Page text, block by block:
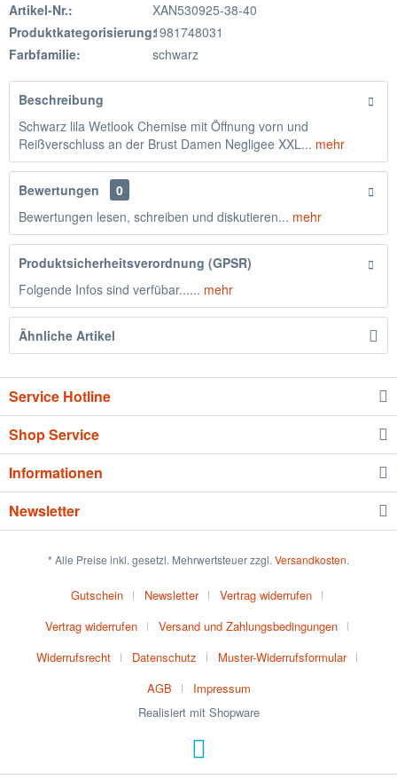
Artikel-Nr.:
XAN530925-38-40
Produktkategorisierung:1981748031
Farbfamilie:
schwarz
Beschreibung
Schwarz lila Wetlook Chemise mit Öffnung vorn und
Reißverschluss an der Brust Damen Negligee XXL... mehr
Bewertungen
0
Bewertungen lesen, schreiben und diskutieren... mehr
Produktsicherheitsverordnung (GPSR)
Folgende Infos sind verfübar...... mehr
Ähnliche Artikel
Service Hotline
Shop Service
Informationen
Newsletter
* Alle Preise inkl. gesetzl. Mehrwertsteuer zzgl. Versandkosten.
Gutschein Newsletter
Vertrag widerrufen
Vertrag widerrufen
Versand und Zahlungsbedingungen
Widerrufsrecht
Datenschutz
Muster-Widerrufsformular
AGB
Impressum
Realisiert mit Shopware